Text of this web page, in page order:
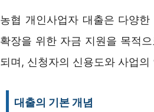
농협 개인사업자 대출은 다양
확장을 위한 자금 지원을 목적
되며, 신청자의 신용도와 사업
대출의 기본 개념